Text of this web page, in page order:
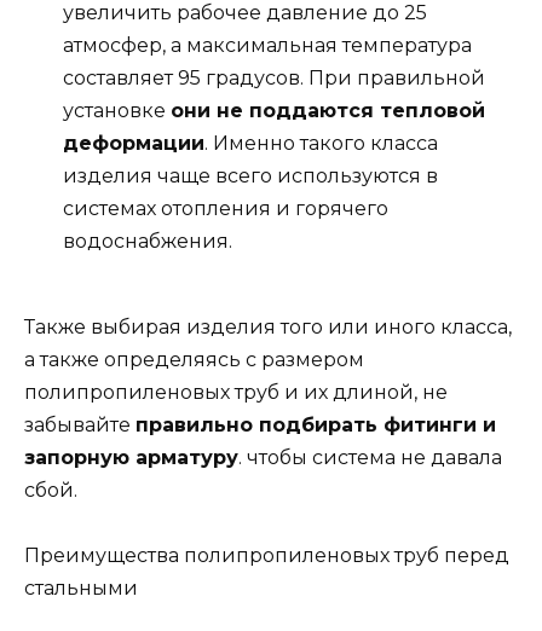
увеличить рабочее давление до 25
атмосфер, а максимальная температура
составляет 95 градусов. При правильной
установке они не поддаются тепловой
деформации. Именно такого класса
изделия чаще всего используются в
системах отопления и горячего
водоснабжения.
Также выбирая изделия того или иного класса,
а также определяясь с размером
полипропиленовых труб и их длиной, не
забывайте правильно подбирать фитинги и
запорную арматуру. чтобы система не давала
сбой.
Преимущества полипропиленовых труб перед
стальными